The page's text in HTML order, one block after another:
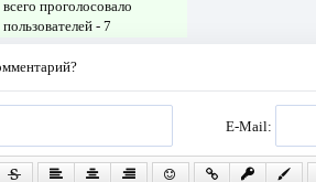
всего проголосовало
пользователей - 7
E-Mail: